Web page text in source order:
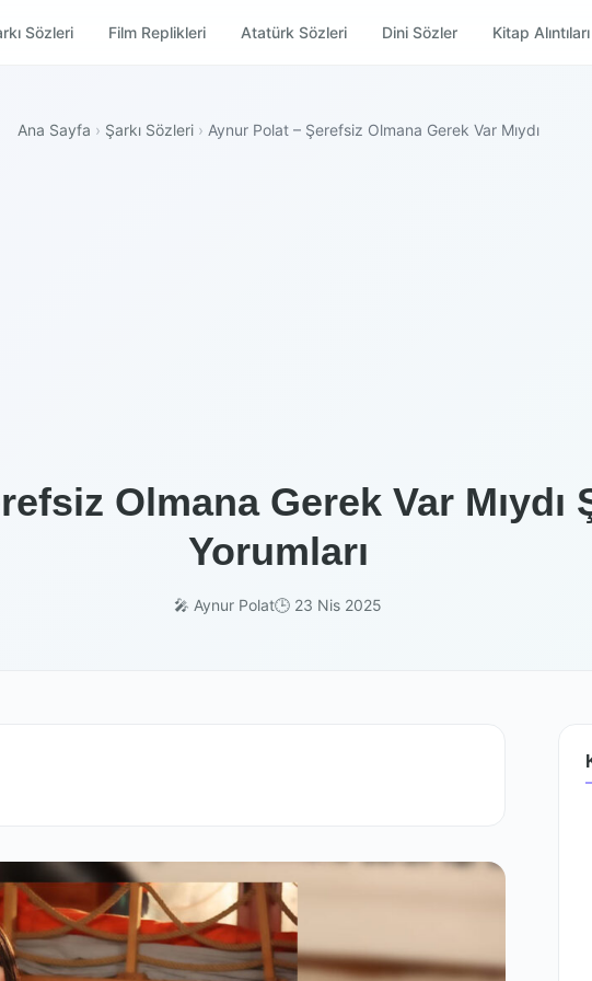
Sözleri Film Replikleri Atatürk Sözleri Dini Sözler Kitap Alıntıları
Ana Sayfa › Şarkı Sözleri › Aynur Polat – Şerefsiz Olmana Gerek Var Mıydı
Olmana Gerek Var Mıydı
Yorumları
🎤 Aynur Polat🕒 23 Nis 2025